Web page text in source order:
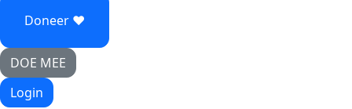
Doneer ♥
DOE MEE
Login